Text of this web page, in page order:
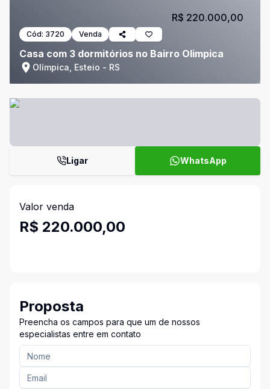
Cód: 3720 Venda
Casa com 3 dormitórios no Bairro Olimpica
Olímpica, Esteio - RS
R$ 220.000,00
Ligar WhatsApp
Valor venda
R$ 220.000,00
Proposta
Preencha os campos para que um de nossos
especialistas entre em contato